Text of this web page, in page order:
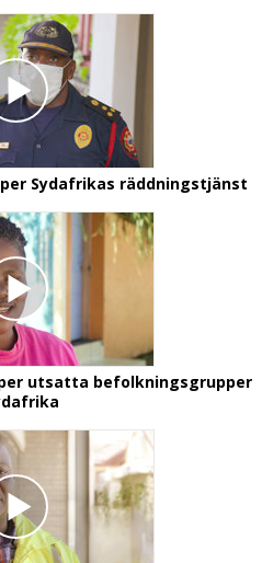
Sydafrikas räddningstjänst
utsatta befolkningsgrupper